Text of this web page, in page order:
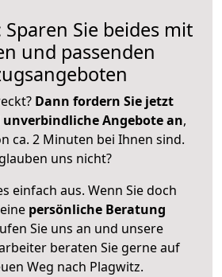
Sparen Sie beides mit
und passenden
Dann fordern Sie jetzt
Angebote an,
ca. 2 Minuten bei Ihnen sind.
uns nicht?
einfach aus. Wenn Sie doch
persönliche Beratung
Sie uns an und unsere
beraten Sie gerne auf
Weg nach Plagwitz.